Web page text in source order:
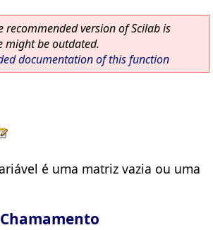
recommended version of Scilab is
might be outdated.
documentation of this function
é uma matriz vazia ou uma